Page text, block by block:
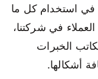
في استخدام كل ما
في شركتنا،
الخبرات
أشكالها.